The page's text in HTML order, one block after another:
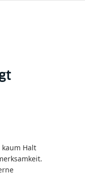
Halt